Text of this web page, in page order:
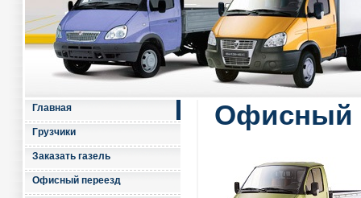
Главная
Грузчики
Заказать газель
Офисный переезд
Офисный